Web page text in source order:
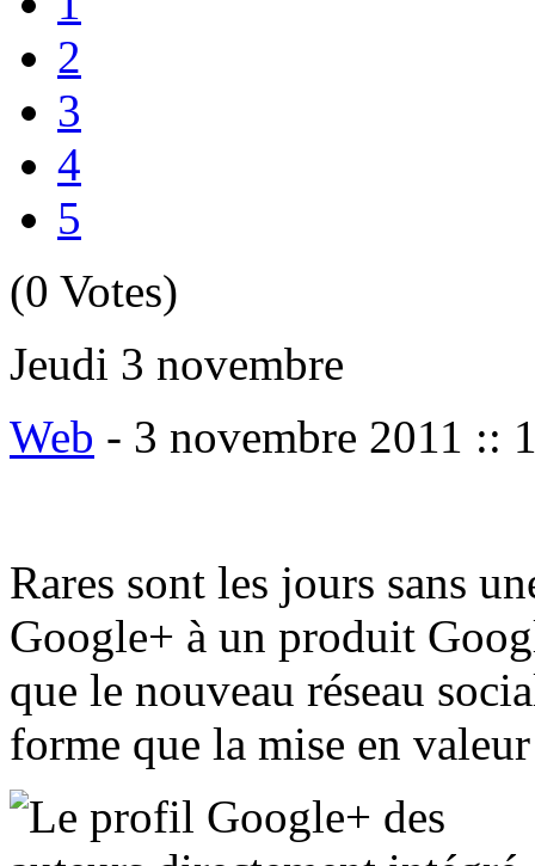
2
3
4
5
(0 Votes)
Jeudi 3 novembre
Web - 3 novembre 2011 ::
Rares sont les jours sans
Google+ à un produit
que le nouveau réseau
forme que la mise en